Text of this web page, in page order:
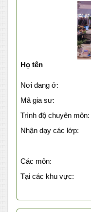
Họ tên
Nơi đang ở:
Mã gia sư:
Trình độ chuyên môn:
Nhận dạy các lớp:
Các môn:
Tại các khu vực: